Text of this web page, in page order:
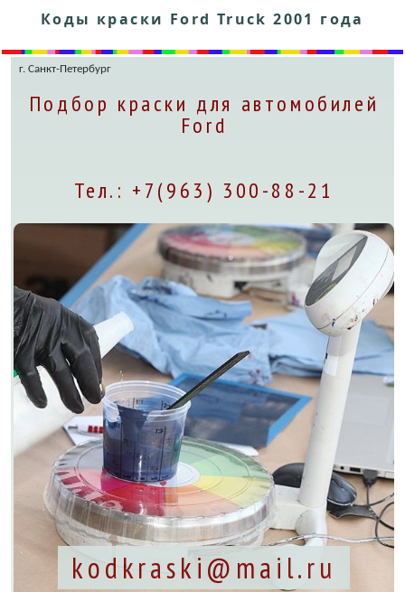
Коды краски Ford Truck 2001 года
г. Санкт-Петербург
Подбор краски для автомобилей
Ford
Тел.: +7(963) 300-88-21
kodkraski@mail.ru